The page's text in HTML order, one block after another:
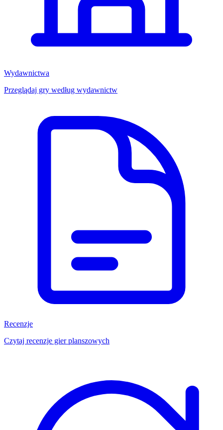
Wydawnictwa
Przeglądaj gry według wydawnictw
Recenzje
Czytaj recenzje gier planszowych